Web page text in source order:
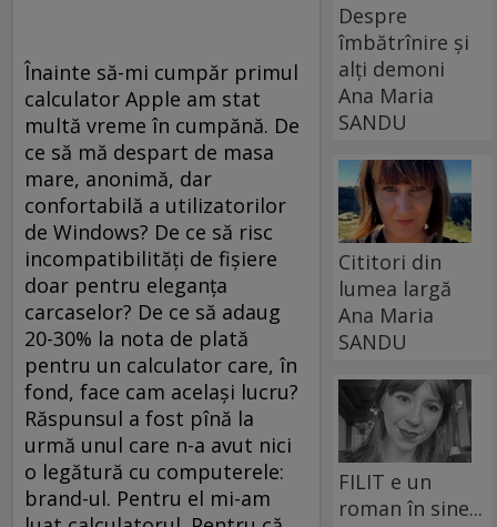
Înainte să-mi cumpăr primul
calculator Apple am stat
multă vreme în cumpănă. De
ce să mă despart de masa
mare, anonimă, dar
confortabilă a utilizatorilor
de Windows? De ce să risc
incompatibilităţi de fişiere
doar pentru eleganţa
carcaselor? De ce să adaug
20-30% la nota de plată
pentru un calculator care, în
fond, face cam acelaşi lucru?
Răspunsul a fost pînă la
urmă unul care n-a avut nici
o legătură cu computerele:
brand-ul. Pentru el mi-am
Despre
îmbătrînire și
alți demoni
Ana Maria
SANDU
Cititori din
lumea largă
Ana Maria
SANDU
FILIT e un
roman în sine...